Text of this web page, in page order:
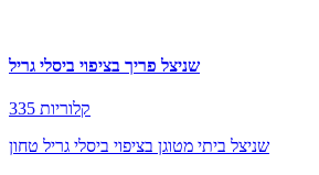
שניצל פריך בציפוי ביסלי גריל
335 קלוריות
שניצל ביתי מטוגן בציפוי ביסלי גריל טחון